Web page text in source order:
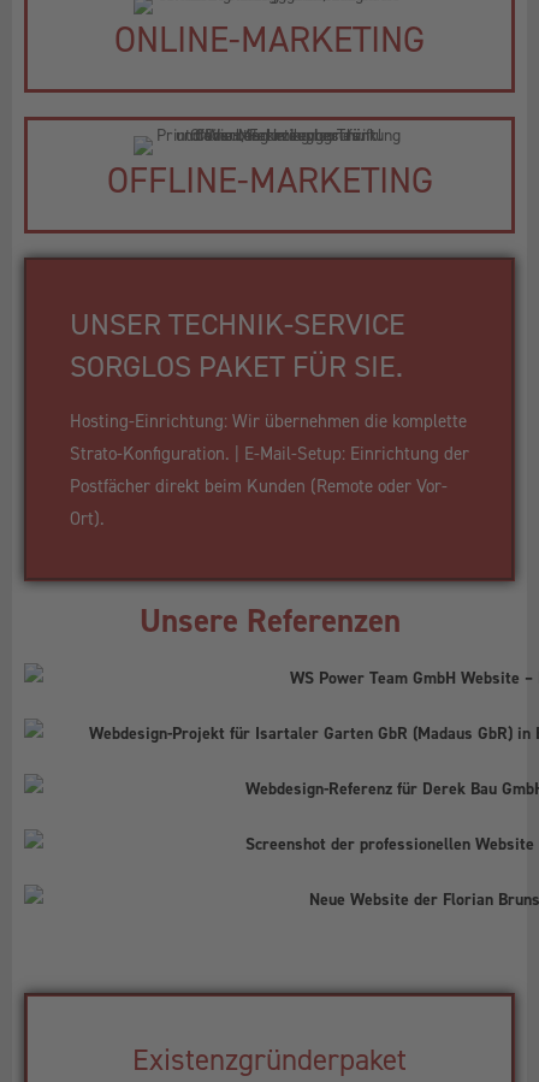
ONLINE-MARKETING
OFFLINE-MARKETING
UNSER TECHNIK-SERVICE
SORGLOS PAKET FÜR SIE.
Hosting-Einrichtung: Wir übernehmen die komplette
Strato-Konfiguration. | E-Mail-Setup: Einrichtung der
Postfächer direkt beim Kunden (Remote oder Vor-
Ort).
Unsere Referenzen
Existenzgründerpaket